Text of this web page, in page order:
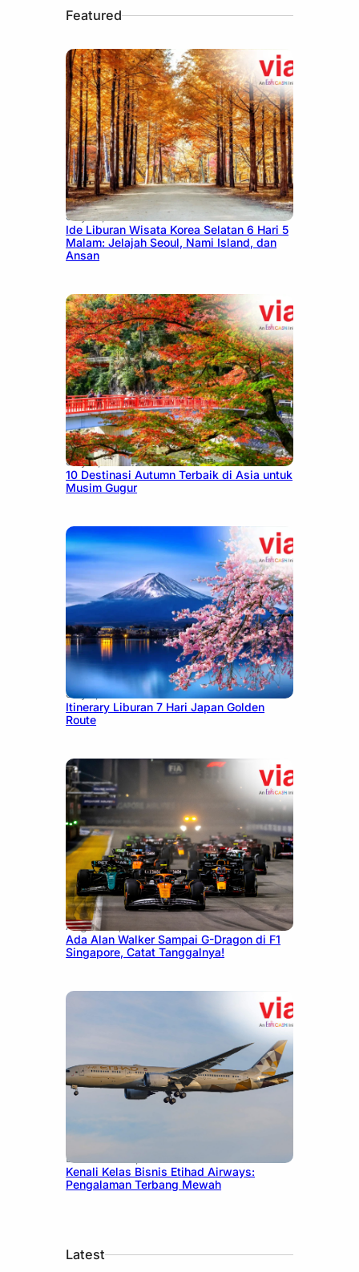
Featured
July 15, 2026
Ide Liburan Wisata Korea Selatan 6 Hari 5
Malam: Jelajah Seoul, Nami Island, dan
Ansan
July 9, 2026
10 Destinasi Autumn Terbaik di Asia untuk
Musim Gugur
July 7, 2026
Itinerary Liburan 7 Hari Japan Golden
Route
August 13, 2025
Ada Alan Walker Sampai G-Dragon di F1
Singapore, Catat Tanggalnya!
December 27, 2024
Kenali Kelas Bisnis Etihad Airways:
Pengalaman Terbang Mewah
Latest